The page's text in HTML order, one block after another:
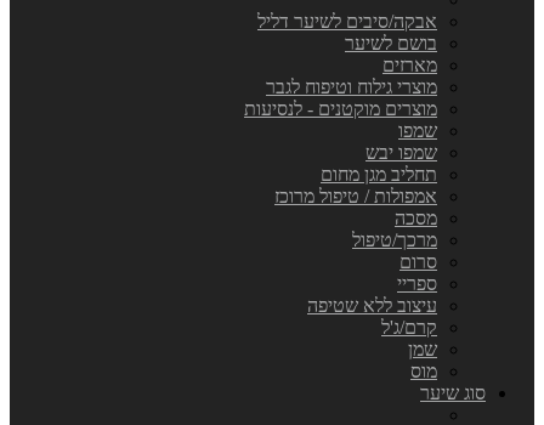
אבקה/סיבים לשיער דליל
בושם לשיער
מארזים
מוצרי גילוח וטיפוח לגבר
מוצרים מוקטנים - לנסיעות
שמפו
שמפו יבש
תחליב מגן מחום
אמפולות / טיפול מרוכז
מסכה
מרכך/טיפול
סרום
ספריי
עיצוב ללא שטיפה
קרם/ג'ל
שמן
מוס
סוג שיער